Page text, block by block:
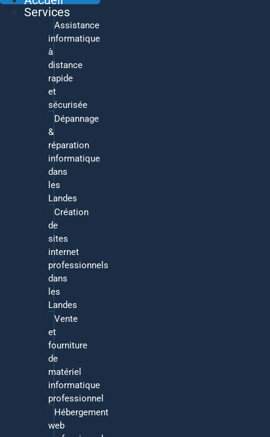
Services
Assistance
informatique
à
distance
rapide
et
sécurisée
Dépannage
&
réparation
informatique
dans
les
Landes
Création
de
sites
internet
professionnels
dans
les
Landes
Vente
et
fourniture
de
matériel
informatique
professionnel
Hébergement
web